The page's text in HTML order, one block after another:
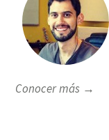
Conocer más →